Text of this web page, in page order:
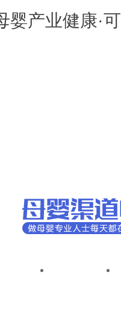
婴产业健康·
地级连锁 区县级连锁